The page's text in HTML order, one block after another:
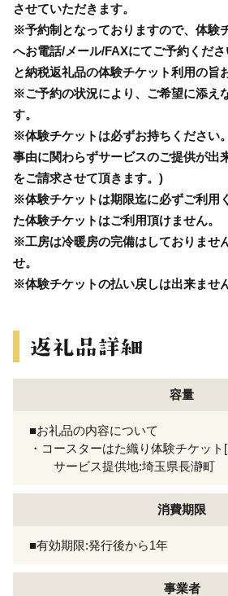
させていただきます。
※予約制となっておりますので、体験
へお電話/メール/FAXにてご予約くだ
と納税返礼品の体験チケット利用の旨
※ご予約の状況により、ご希望に添え
す。
※体験チケットは必ずお持ちください
事由に関わらずサービスのご提供が出
をご請求させて頂きます。)
※体験チケットは期限迄に必ずご利用
た体験チケットはご利用頂けません。
※工房は冷暖房の完備はしておりませ
せ。
※体験チケットの払い戻しは出来ません
容量
■お礼品の内容について
・コースターはた織り体験チケッ
サービス提供地:埼玉県長瀞町
消費期限
■有効期限:発行後から1年
事業者